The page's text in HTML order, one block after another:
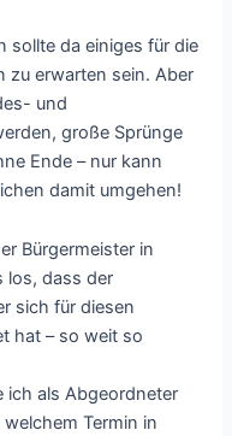
sollte da einiges für die
zu erwarten sein. Aber
und
große Sprünge
Ende – nur kann
damit umgehen!
Bürgermeister in
los, dass der
sich für diesen
hat – so weit so
ich als Abgeordneter
Termin in